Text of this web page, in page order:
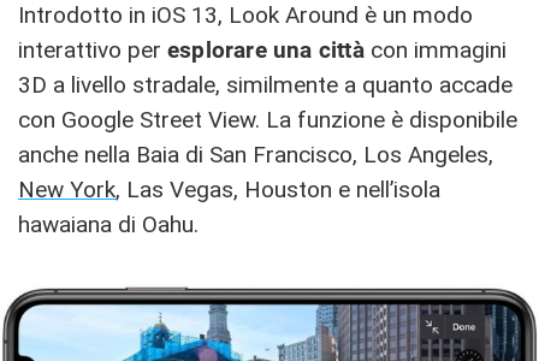
Introdotto in iOS 13, Look Around è un modo
interattivo per esplorare una cittàcon immagini
3D a livello stradale, similmente a quanto accade
con Google Street View. La funzione è disponibile
anche nella Baia di San Francisco, Los Angeles,
New York, Las Vegas, Houston e nell’isola
hawaiana di Oahu.